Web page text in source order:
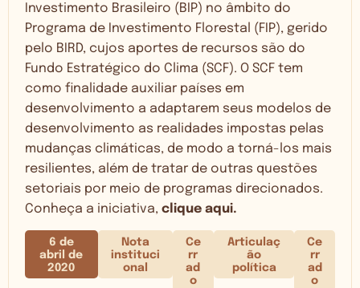
Investimento Brasileiro (BIP) no âmbito do
Programa de Investimento Florestal (FIP), gerido
pelo BIRD, cujos aportes de recursos são do
Fundo Estratégico do Clima (SCF). O SCF tem
como finalidade auxiliar países em
desenvolvimento a adaptarem seus modelos de
desenvolvimento as realidades impostas pelas
mudanças climáticas, de modo a torná-los mais
resilientes, além de tratar de outras questões
setoriais por meio de programas direcionados.
Conheça a iniciativa, clique aqui.
6 de
abril de
2020
Nota
instituci
onal
Ce
rr
ad
o
Articulaç
ão
política
Ce
rr
ad
o